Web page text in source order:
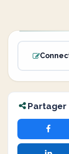
Partager